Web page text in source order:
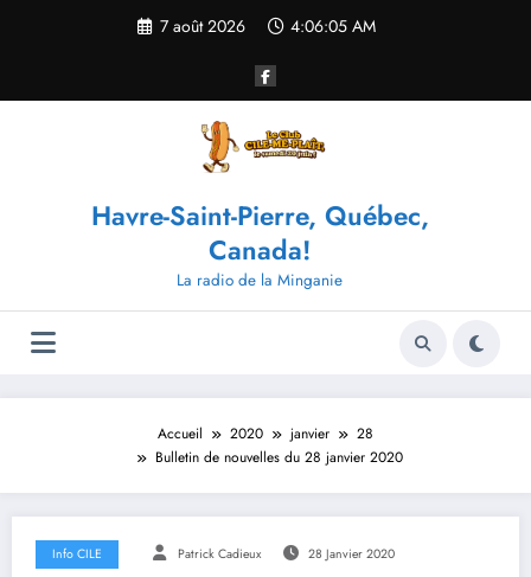
7 août 2026 4:06:05 AM
Havre-Saint-Pierre, Québec,
Canada!
La radio de la Minganie
Accueil 2020 janvier
28
Bulletin de nouvelles du 28 janvier 2020
Info CILE Patrick Cadieux 28 Janvier 2020